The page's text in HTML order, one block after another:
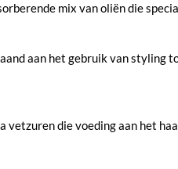
mix van oliën die
aan het gebruik van styling
die voeding aan het